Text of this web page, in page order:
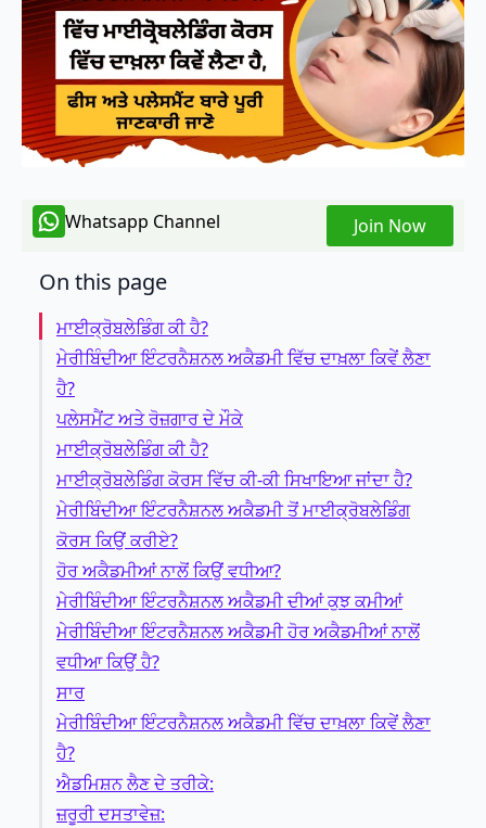
Whatsapp Channel Join Now
On this page
ਮਾਈਕ੍ਰੋਬਲੇਡਿੰਗ ਕੀ ਹੈ?
ਮੇਰੀਬਿੰਦੀਆ ਇੰਟਰਨੈਸ਼ਨਲ ਅਕੈਡਮੀ ਵਿੱਚ ਦਾਖ਼ਲਾ ਕਿਵੇਂ ਲੈਣਾ
ਹੈ?
ਪਲੇਸਮੈਂਟ ਅਤੇ ਰੋਜ਼ਗਾਰ ਦੇ ਮੌਕੇ
ਮਾਈਕ੍ਰੋਬਲੇਡਿੰਗ ਕੀ ਹੈ?
ਮਾਈਕ੍ਰੋਬਲੇਡਿੰਗ ਕੋਰਸ ਵਿੱਚ ਕੀ-ਕੀ ਸਿਖਾਇਆ ਜਾਂਦਾ ਹੈ?
ਮੇਰੀਬਿੰਦੀਆ ਇੰਟਰਨੈਸ਼ਨਲ ਅਕੈਡਮੀ ਤੋਂ ਮਾਈਕ੍ਰੋਬਲੇਡਿੰਗ
ਕੋਰਸ ਕਿਉਂ ਕਰੀਏ?
ਹੋਰ ਅਕੈਡਮੀਆਂ ਨਾਲੋਂ ਕਿਉਂ ਵਧੀਆ?
ਮੇਰੀਬਿੰਦੀਆ ਇੰਟਰਨੈਸ਼ਨਲ ਅਕੈਡਮੀ ਦੀਆਂ ਕੁਝ ਕਮੀਆਂ
ਮੇਰੀਬਿੰਦੀਆ ਇੰਟਰਨੈਸ਼ਨਲ ਅਕੈਡਮੀ ਹੋਰ ਅਕੈਡਮੀਆਂ ਨਾਲੋਂ
ਵਧੀਆ ਕਿਉਂ ਹੈ?
ਸਾਰ
ਮੇਰੀਬਿੰਦੀਆ ਇੰਟਰਨੈਸ਼ਨਲ ਅਕੈਡਮੀ ਵਿੱਚ ਦਾਖ਼ਲਾ ਕਿਵੇਂ ਲੈਣਾ
ਹੈ?
ਐਡਮਿਸ਼ਨ ਲੈਣ ਦੇ ਤਰੀਕੇ:
ਜ਼ਰੂਰੀ ਦਸਤਾਵੇਜ਼: